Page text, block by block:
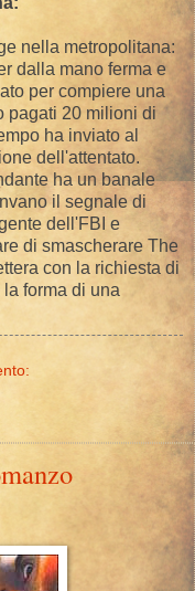
nella metropolitana:
dalla mano ferma e
per compiere una
pagati 20 milioni di
ha inviato al
dell'attentato.
ha un banale
il segnale di
dell'FBI e
di smascherare The
con la richiesta di
forma di una